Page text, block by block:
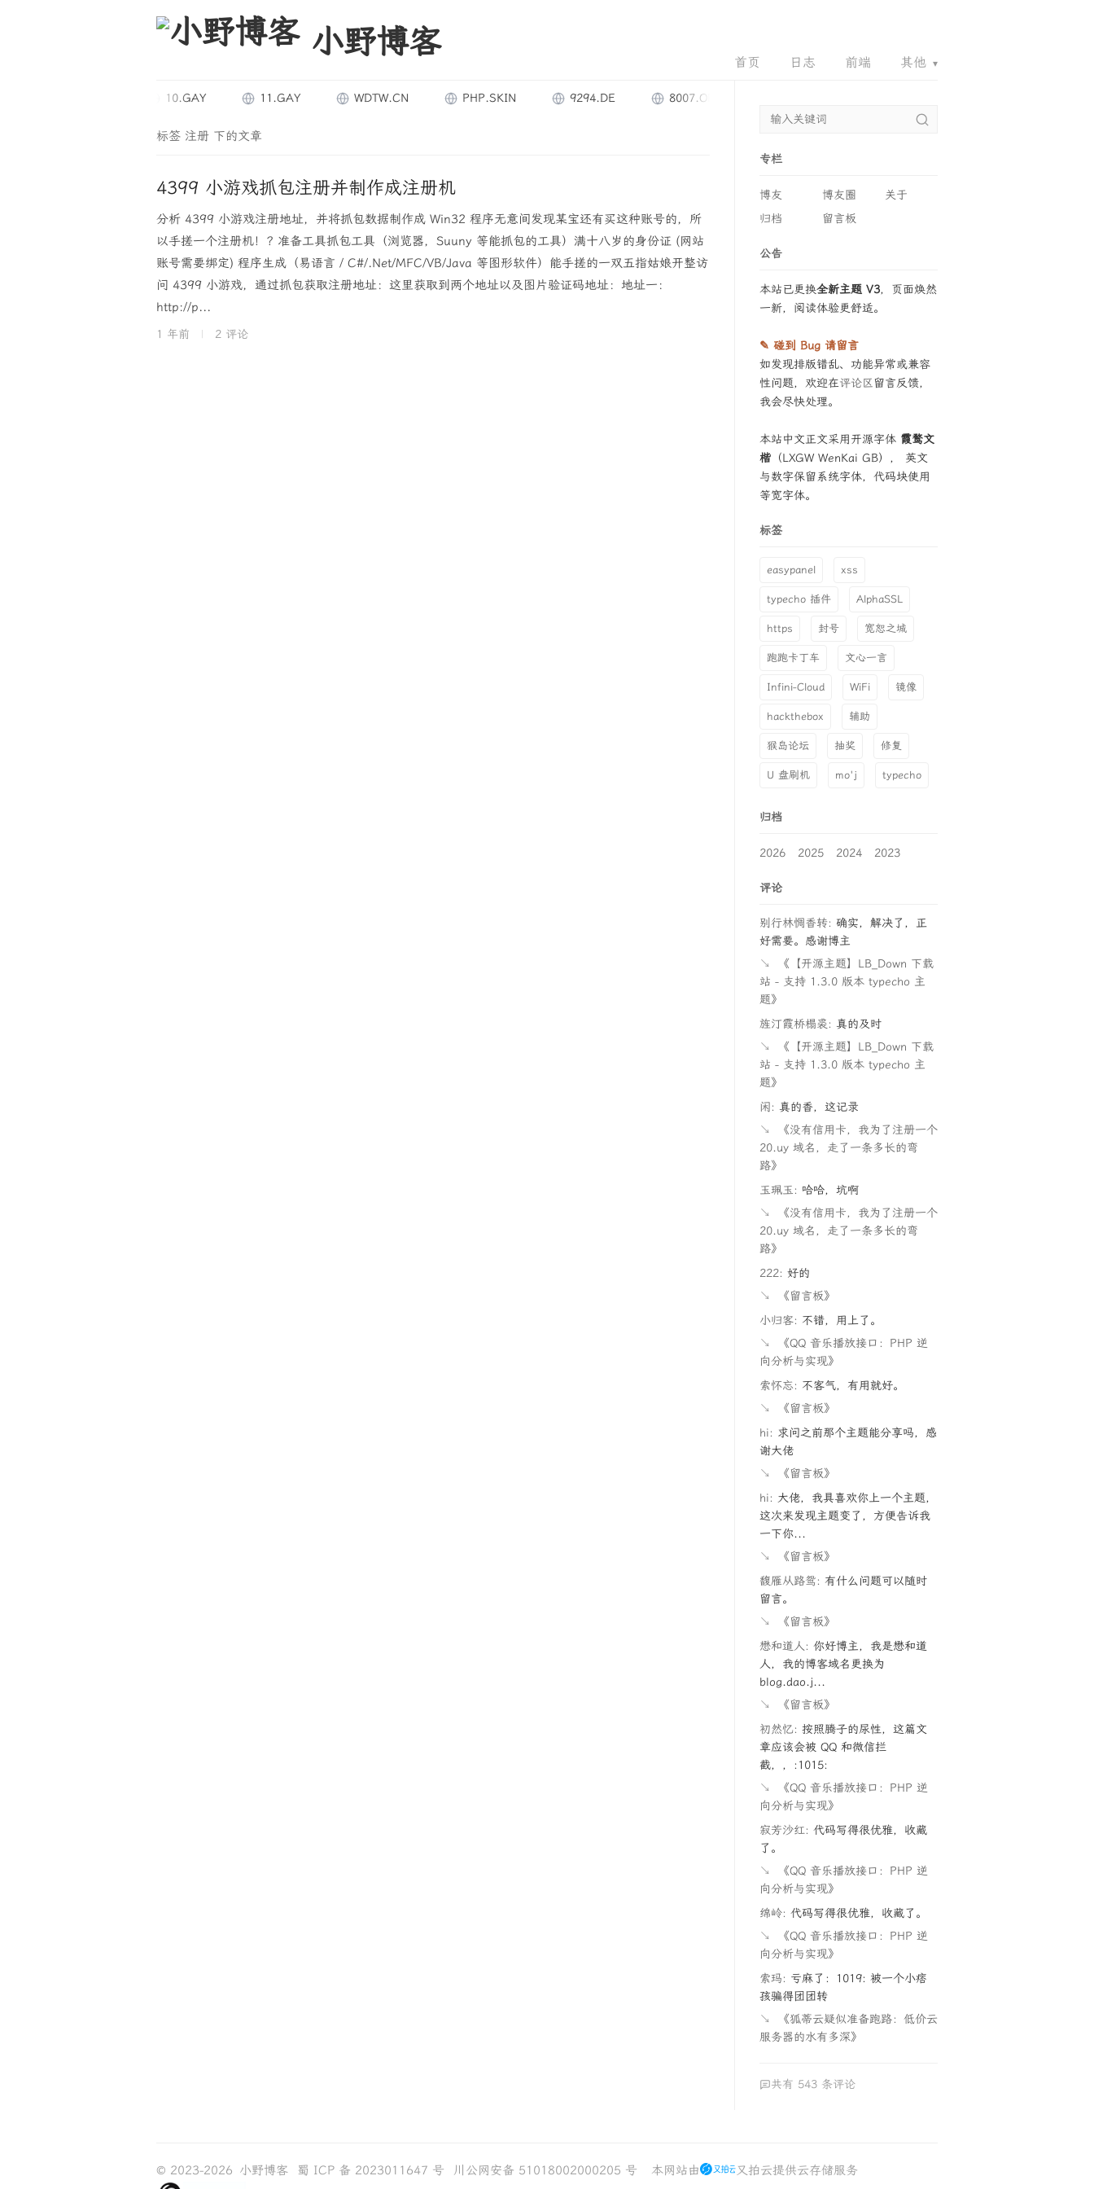
小野博客
首页 日志 前端 其他 ▾
10.GAY 11.GAY WDTW.CN PHP.SKIN 9294.DE 8007.ORG
标签 注册 下的文章
4399 小游戏抓包注册并制作成注册机
分析 4399 小游戏注册地址，并将抓包数据制作成 Win32 程序无意间发现某宝还有买这种账号的，所
以手搓一个注册机！? 准备工具抓包工具（浏览器，Suuny 等能抓包的工具）满十八岁的身份证 (网站
账号需要绑定) 程序生成（易语言 / C#/.Net/MFC/VB/Java 等图形软件）能手搓的一双五指姑娘开整访
问 4399 小游戏，通过抓包获取注册地址：这里获取到两个地址以及图片验证码地址：地址一：
http://p...
1 年前 | 2 评论
专栏
博友 博友圈
关于
归档
留言板
公告
本站已更换全新主题 V3，页面焕然
一新，阅读体验更舒适。
✎ 碰到 Bug 请留言
如发现排版错乱、功能异常或兼容
性问题，欢迎在评论区留言反馈，
我会尽快处理。
本站中文正文采用开源字体 霞鹜文
楷 （LXGW WenKai GB）， 英文
与数字保留系统字体，代码块使用
等宽字体。
标签
easypanel xss
typecho 插件 AlphaSSL
https 封号 宽恕之城
跑跑卡丁车 文心一言
Infini-Cloud WiFi 镜像
hackthebox 辅助
猴岛论坛 抽奖 修复
U 盘刷机 mo'j typecho
归档
2026 2025 2024 2023
评论
别行林惆香转: 确实，解决了，正
好需要。感谢博主
↘
《【开源主题】LB_Down 下载
站 - 支持 1.3.0 版本 typecho 主
题》
旌汀霞桥榻裘: 真的及时
↘
《【开源主题】LB_Down 下载
站 - 支持 1.3.0 版本 typecho 主
题》
闲: 真的香，这记录
↘
《没有信用卡，我为了注册一个
20.uy 域名，走了一条多长的弯
路》
玉珮玉: 哈哈，坑啊
↘
《没有信用卡，我为了注册一个
20.uy 域名，走了一条多长的弯
路》
222: 好的
↘
《留言板》
小归客: 不错，用上了。
↘
《QQ 音乐播放接口：PHP 逆
向分析与实现》
索怀忘: 不客气，有用就好。
↘
《留言板》
hi: 求问之前那个主题能分享吗，感
谢大佬
↘
《留言板》
hi: 大佬，我具喜欢你上一个主题，
这次来发现主题变了，方便告诉我
一下你...
↘
《留言板》
馥雁从路鸳: 有什么问题可以随时
留言。
↘
《留言板》
懋和道人: 你好博主，我是懋和道
人，我的博客域名更换为
blog.dao.j...
↘
《留言板》
初然忆: 按照腾子的尿性，这篇文
章应该会被 QQ 和微信拦
截，，:1015:
↘
《QQ 音乐播放接口：PHP 逆
向分析与实现》
寂芳沙红: 代码写得很优雅，收藏
了。
↘
《QQ 音乐播放接口：PHP 逆
向分析与实现》
绵岭: 代码写得很优雅，收藏了。
↘
《QQ 音乐播放接口：PHP 逆
向分析与实现》
索玛: 亏麻了：1019: 被一个小痞
孩骗得团团转
↘
《狐蒂云疑似准备跑路：低价云
服务器的水有多深》
共有 543 条评论
© 2023-2026 小野博客 蜀 ICP 备 2023011647 号 川公网安备 51018002000205 号 本网站由 又拍云提供云存储服务